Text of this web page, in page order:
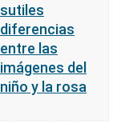
sutiles
diferencias
entre las
imágenes del
niño y la rosa